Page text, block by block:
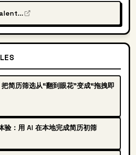
1186258278/TalentLens
简历筛选从“翻到眼花”变成“拖拽即
：用 AI 在本地完成简历初筛